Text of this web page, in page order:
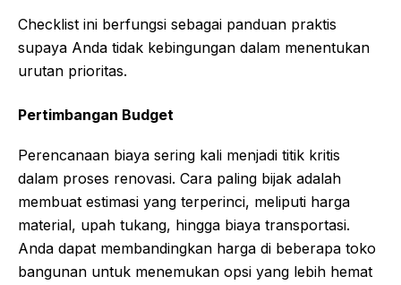
Checklist ini berfungsi sebagai panduan praktis
supaya Anda tidak kebingungan dalam menentukan
urutan prioritas.
Pertimbangan Budget
Perencanaan biaya sering kali menjadi titik kritis
dalam proses renovasi. Cara paling bijak adalah
membuat estimasi yang terperinci, meliputi harga
material, upah tukang, hingga biaya transportasi.
Anda dapat membandingkan harga di beberapa toko
bangunan untuk menemukan opsi yang lebih hemat